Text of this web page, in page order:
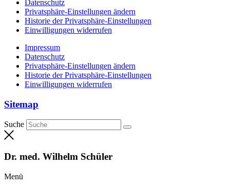
Datenschutz
Privatsphäre-Einstellungen ändern
Historie der Privatsphäre-Einstellungen
Einwilligungen widerrufen
Impressum
Datenschutz
Privatsphäre-Einstellungen ändern
Historie der Privatsphäre-Einstellungen
Einwilligungen widerrufen
Sitemap
Suche
Dr. med. Wilhelm Schüler
Menü